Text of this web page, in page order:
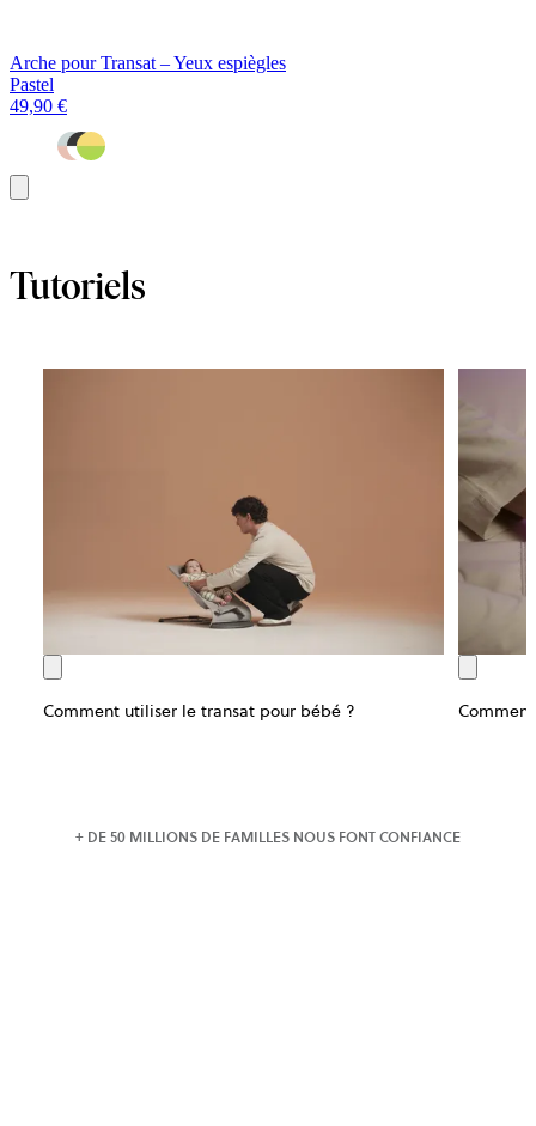
Arche pour Transat – Yeux espiègles
Pastel
49,90 €
au
Tutoriels
Comment utiliser le transat pour bébé ?
+ DE 50 MILLIONS DE FAMILLES NOUS FONT CONFIANCE